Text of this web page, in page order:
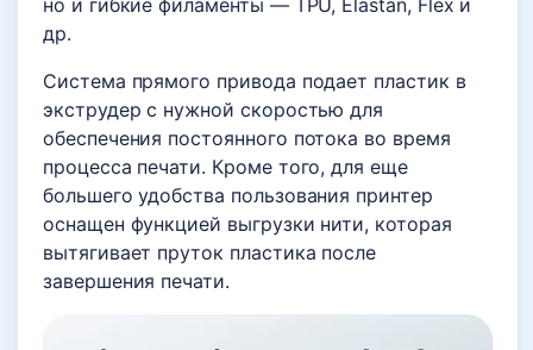
но и гибкие филаменты — TPU, Elastan, Flex и
др.
Система прямого привода подает пластик в
экструдер с нужной скоростью для
обеспечения постоянного потока во время
процесса печати. Кроме того, для еще
большего удобства пользования принтер
оснащен функцией выгрузки нити, которая
вытягивает пруток пластика после
завершения печати.